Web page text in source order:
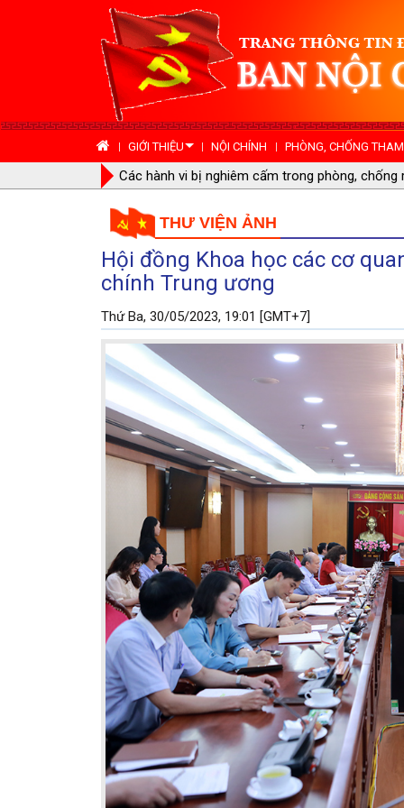
GIỚI THIỆU NỘI CHÍNH PHÒNG, CHỐNG
Lâm Đồng: Tăng cường công tác phòng ngừa,
THƯ VIỆN ẢNH
Hội đồng Khoa học các cơ
chính Trung ương
Thứ Ba, 30/05/2023, 19:01 [GMT+7]